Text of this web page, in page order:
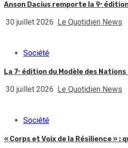
Anson Dacius remporte la 9ᵉ
30 juillet 2026 Le Quotidien News
Société
La 7ᵉ édition du Modèle des
30 juillet 2026 Le Quotidien News
Société
« Corps et Voix de la Résilience »